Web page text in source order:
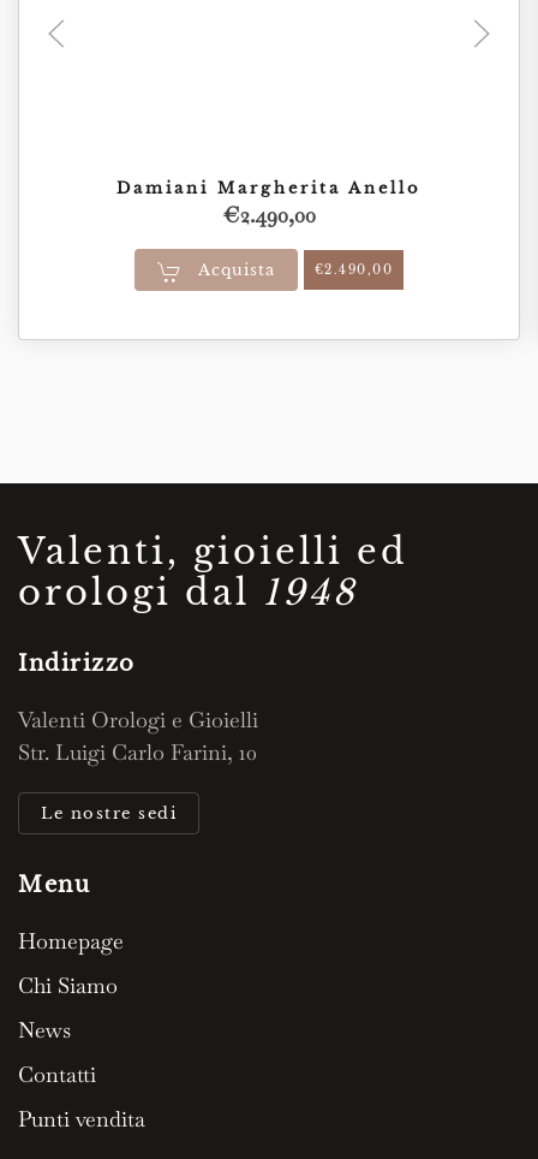
Damiani Margherita Anello
€2.490,00
Acquista €2.490,00
Valenti, gioielli ed
orologi dal 1948
Indirizzo
Valenti Orologi e Gioielli
Str. Luigi Carlo Farini, 10
Le nostre sedi
Menu
Homepage
Chi Siamo
News
Contatti
Punti vendita